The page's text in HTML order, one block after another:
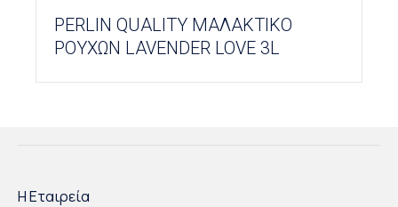
PERLIN QUALITY ΜΑΛΑΚΤΙΚΟ
ΡΟΥΧΩΝ LAVENDER LOVE 3L
Η Εταιρεία